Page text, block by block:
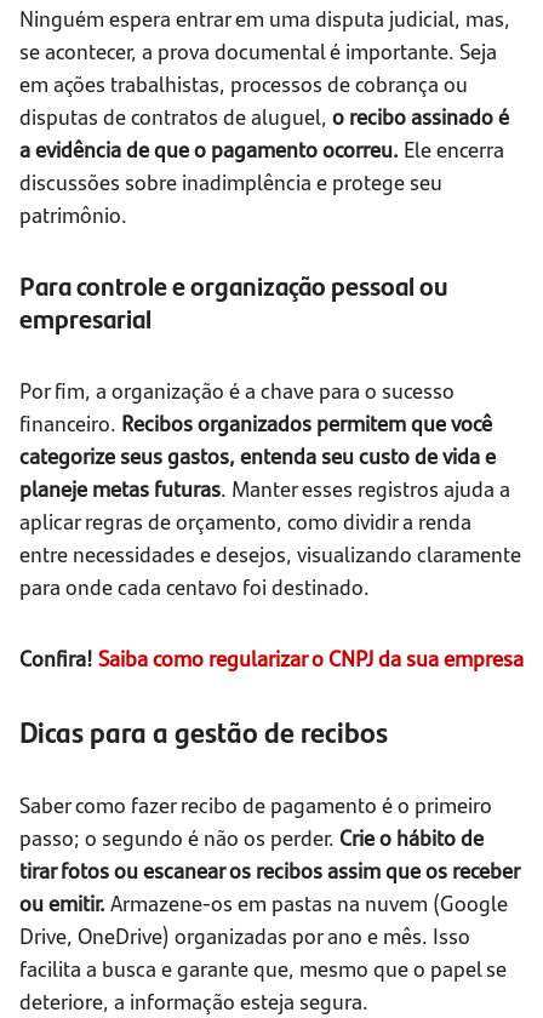
Ninguém espera entrar em uma disputa judicial, mas,
se acontecer, a prova documental é importante. Seja
em ações trabalhistas, processos de cobrança ou
disputas de contratos de aluguel, o recibo assinado é
a evidência de que o pagamento ocorreu. Ele encerra
discussões sobre inadimplência e protege seu
patrimônio.
Para controle e organização pessoal ou
empresarial
Por fim, a organização é a chave para o sucesso
financeiro. Recibos organizados permitem que você
categorize seus gastos, entenda seu custo de vida e
planeje metas futuras. Manter esses registros ajuda a
aplicar regras de orçamento, como dividir a renda
entre necessidades e desejos, visualizando claramente
para onde cada centavo foi destinado.
Confira! Saiba como regularizar o CNPJ da sua empresa
Dicas para a gestão de recibos
Saber como fazer recibo de pagamento é o primeiro
passo; o segundo é não os perder. Crie o hábito de
tirar fotos ou escanear os recibos assim que os receber
ou emitir. Armazene-os em pastas na nuvem (Google
Drive, OneDrive) organizadas por ano e mês. Isso
facilita a busca e garante que, mesmo que o papel se
deteriore, a informação esteja segura.